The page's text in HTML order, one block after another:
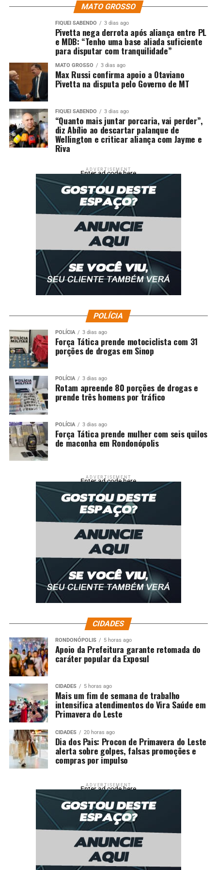
produtos nitrogenados, conciliando com a cadeia de
produção de óleo e gás natural e a transição energética.”
Fonte: Agência Brasil
Comentários
RELATED TOPICS: ANUNCIA DESTAQUE
FÁBRICAS
FERTILIZANTES NOVOS PETROBRAS
POÇOS
RETOMADA
UP NEXT
Focus: mercado reduz expectativa de inflação em 2025
DON'T MISS
Veja como declarar renda fixa, financiamento e
criptomoeda no IR 2025
MATO GROSSO
FIQUEI SABENDO 3 dias ago
Pivetta nega derrota após aliança entre PL
e MDB: “Tenho uma base aliada suficiente
para disputar com tranquilidade”
MATO GROSSO 3 dias ago
Max Russi confirma apoio a Otaviano
Pivetta na disputa pelo Governo de MT
FIQUEI SABENDO 3 dias ago
“Quanto mais juntar porcaria, vai perder”,
diz Abílio ao descartar palanque de
Wellington e criticar aliança com Jayme e
Riva
ADVERTISEMENT
Enter ad code here
POLÍCIA
POLÍCIA 3 dias ago
Força Tática prende motociclista com 31
porções de drogas em Sinop
POLÍCIA 3 dias ago
Rotam apreende 80 porções de drogas e
prende três homens por tráfico
POLÍCIA 3 dias ago
Força Tática prende mulher com seis quilos
de maconha em Rondonópolis
ADVERTISEMENT
Enter ad code here
CIDADES
RONDONÓPOLIS 5 horas ago
Apoio da Prefeitura garante retomada do
caráter popular da Exposul
CIDADES 5 horas ago
Mais um fim de semana de trabalho
intensifica atendimentos do Vira Saúde em
Primavera do Leste
CIDADES 20 horas ago
Dia dos Pais: Procon de Primavera do Leste
alerta sobre golpes, falsas promoções e
compras por impulso
ADVERTISEMENT
Enter ad code here